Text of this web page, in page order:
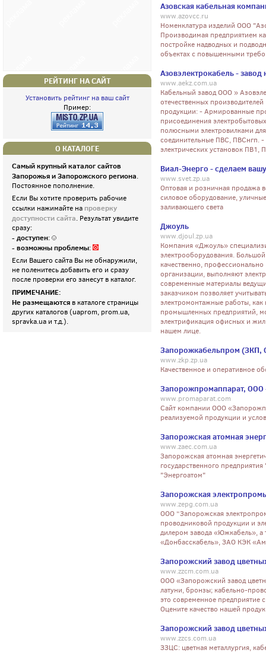
РЕЙТИНГ НА САЙТ
Установить рейтинг на ваш сайт
Пример:
О КАТАЛОГЕ
Самый крупный каталог сайтов
Запорожья и Запорожского региона.
Постоянное пополнение.
Если Вы хотите проверить рабочие
ссылки нажимайте на проверку
доступности сайта. Результат увидите
сразу:
- доступен:
- возможны проблемы:
Если Вашего сайта Вы не обнаружили,
не поленитесь добавить его и сразу
после проверки его занесут в каталог.
ПРИМЕЧАНИЕ:
Не размещаются в каталоге страницы
других каталогов (uaprom, prom.ua,
spravka.ua и т.д.).
Азовская кабельная
www.azovcc.ru
Номенклатура изделий ООО
Производимая предприятием
постройке надводных и
объектах с повышенными
Азовэлектрокабель -
www.aekz.com.ua
Кабельный завод ООО »
отечественных
продукции: - Армированные
присоединения
полюсными электровилками
соединительные ПВС, ПВСнгп.
электрических установок ПВ1,
Виал-Энерго - сделаем
www.svet.zp.ua
Оптовая и розничная продажа
силовое оборудование,
заливающего света
Джоуль
www.djoul.zp.ua
Компания «Джоуль»
электрооборудования.
качественно,
организации, выполняют
современные материалы
заказчиком позволяет
электромонтажные работы, как
промышленных предприятий,
электрификация офисных и
нашем лице.
Запорожкабельпром (ЗКП,
www.zkp.zp.ua
Качественное и оперативное
Запорожпромаппарат, ООО
www.promaparat.com
Сайт компании ООО
реализуемой продукции и
Запорожская атомная
www.zaec.com.ua
Запорожская атомная
государственного
"Энергоатом"
Запорожская
www.zepg.com.ua
ООО “Запорожская
проводниковой продукции и
дилером завода «Южкабель», а
«Донбасскабель», ЗАО КЭК
Запорожский завод
www.zzcm.com.ua
ООО «Запорожский завод
латуни, бронзы; кабельно-
это современное
Оцените качество нашей
Запорожский завод
www.zzcs.com.ua
ЗЗЦС: цветная металлургия,